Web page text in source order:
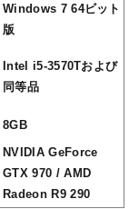
Windows 7 64ビット
版
Intel i5-3570Tおよび
同等品
8GB
NVIDIA GeForce
GTX 970 / AMD
Radeon R9 290